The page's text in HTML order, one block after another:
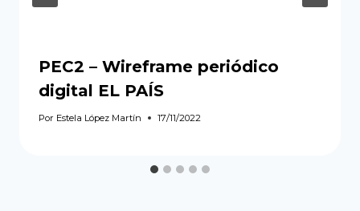
PEC2 – Wireframe periódico
digital EL PAÍS
Por Estela López Martín 17/11/2022